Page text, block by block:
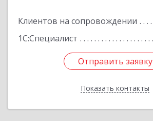
Клиентов на сопровождении
1С:Специалист
Отправить заявку
Показать контакты
Отправить заявку
Назад